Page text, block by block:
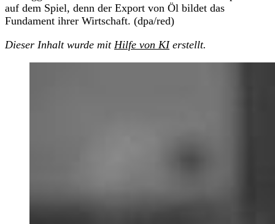
auf dem Spiel, denn der Export von Öl bildet das
Fundament ihrer Wirtschaft. (dpa/red)
Dieser Inhalt wurde mit Hilfe von KIerstellt.